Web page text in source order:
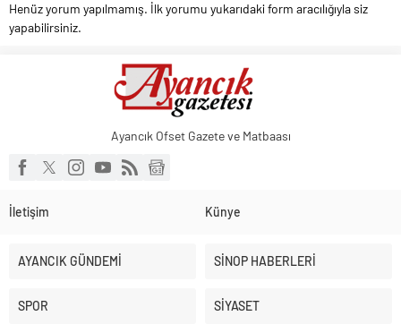
Henüz yorum yapılmamış. İlk yorumu yukarıdaki form aracılığıyla siz
yapabilirsiniz.
Ayancık Ofset Gazete ve Matbaası
İletişim Künye
AYANCIK GÜNDEMİ SİNOP HABERLERİ
SPOR SİYASET